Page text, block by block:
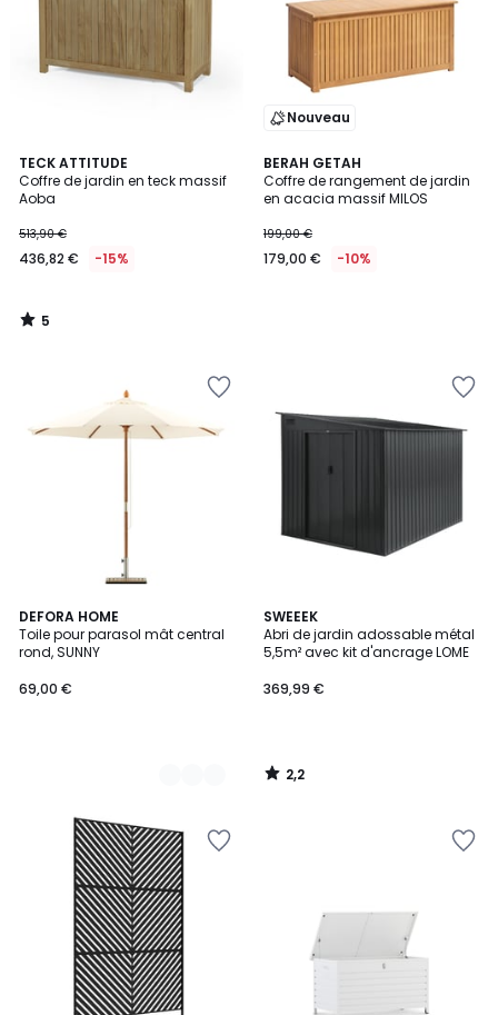
TECK ATTITUDE
Coffre de jardin en teck massif
Aoba
513,90 €
436,82 € -15%
5
/
5
5
/
Nouveau
BERAH GETAH
Coffre de rangement de jardin
en acacia massif MILOS
199,00 €
179,00 € -10%
DEFORA HOME
Toile pour parasol mât central
rond, SUNNY
69,00 €
3
Couleurs
SWEEEK
Abri de jardin adossable métal
5,5m² avec kit d'ancrage LOME
369,99 €
2,2
/ 5
2,2
/